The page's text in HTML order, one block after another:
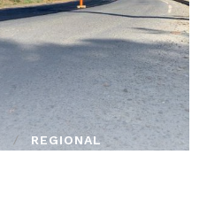
REGIONAL